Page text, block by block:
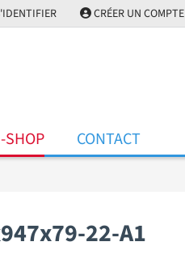
CRÉER UN COMPTE
SHOP CONTACT
22-A1